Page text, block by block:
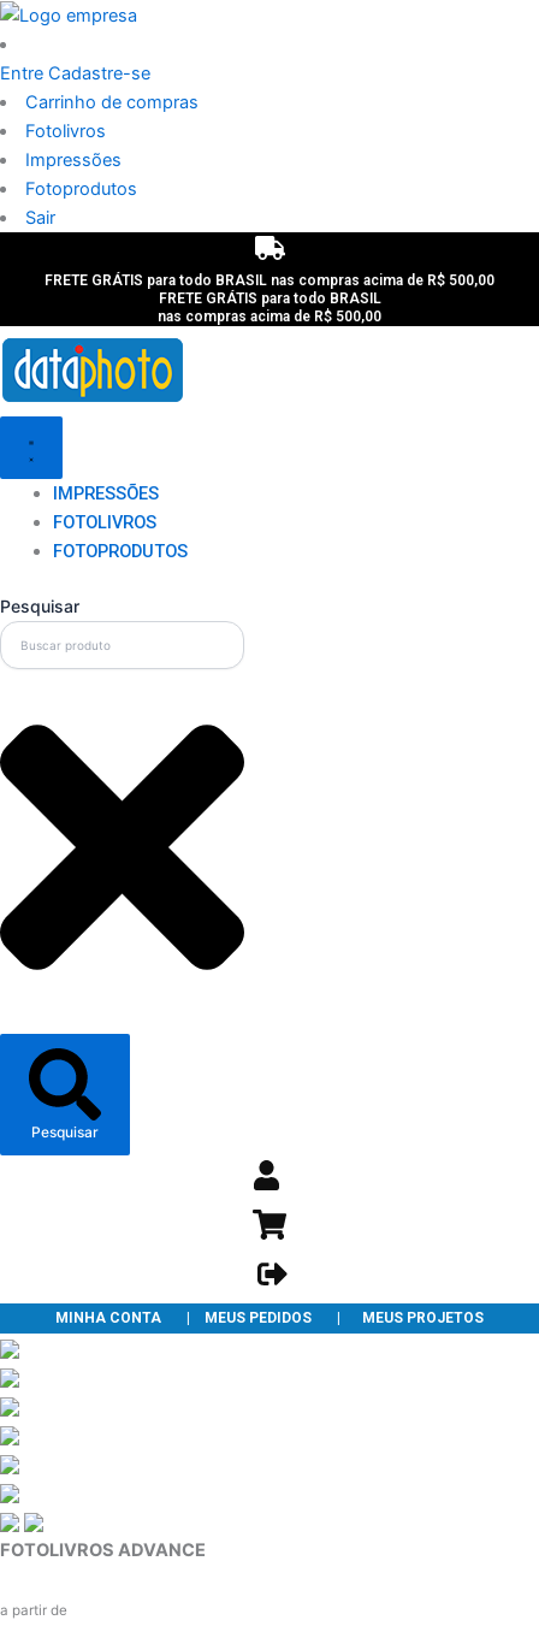
Entre Cadastre-se
Carrinho de compras
Fotolivros
Impressões
Fotoprodutos
Sair
Ir
para
o
conteúdo
FRETE GRÁTIS para todo BRASIL nas compras acima de R$ 500,00
FRETE GRÁTIS para todo BRASIL
nas compras acima de R$ 500,00
IMPRESSÕES
FOTOLIVROS
FOTOPRODUTOS
Pesquisar
Pesquisar
MINHA CONTA | MEUS PEDIDOS | MEUS PROJETOS
FOTOLIVROS ADVANCE
a partir de